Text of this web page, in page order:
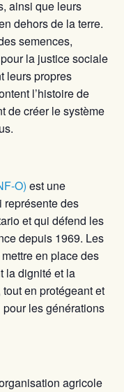
ainsi que leurs
dehors de la terre.
semences,
la justice sociale
leurs propres
l’histoire de
de créer le système
O) est une
des
et qui défend les
depuis 1969. Les
en place des
la dignité et la
en protégeant et
les générations
agricole